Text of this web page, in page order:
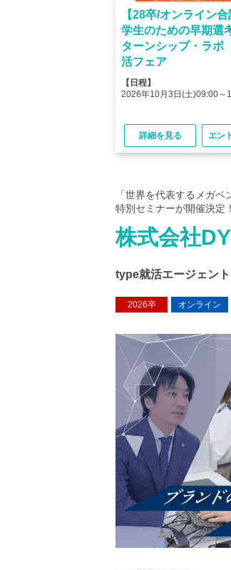
【28卒/オンライン
学生のための早期選
ターンシップ・ラボ
活フェア
【日程】
2026年10月3日(土)09:00～
詳細を見る エン
「世界を代表するメガ
特別セミナーが開催決定！
株式会社
type就活エージェン
2026卒 オンライン